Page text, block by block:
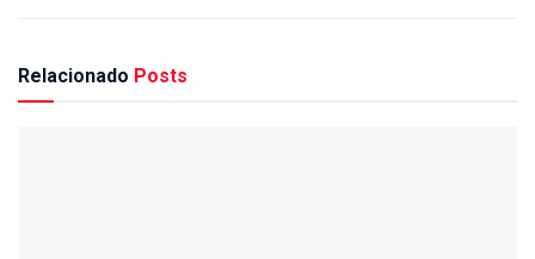
Relacionado Posts